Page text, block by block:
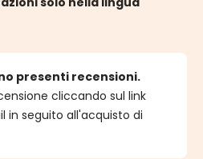
presenti recensioni.
cliccando sul link
in seguito all'acquisto di